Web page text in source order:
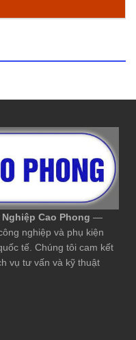
Cao Phong —
nghiệp và phụ kiện
tế. Chúng tôi cam kết
vụ tư vấn và kỹ thuật